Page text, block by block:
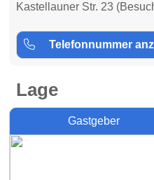
Kastellauner Str. 23
Telefonnummer
Lage
Gastgeber